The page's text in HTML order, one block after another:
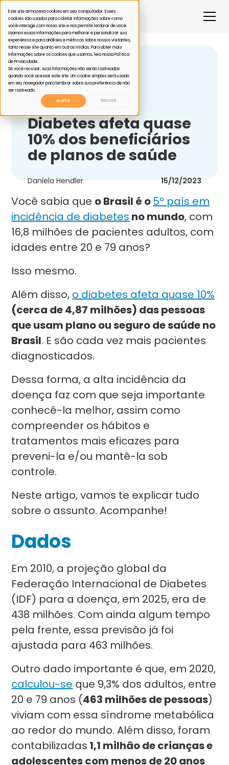
Este site armazena cookies em seu computador. Esses
cookies são usados para coletar informações sobre como
você interage com nosso site e nos permite lembrar de você.
Usamos essas informações para melhorar e personalizar sua
experiência e para análises e métricas sobre nossos visitantes,
tanto nesse site quanto em outras mídias. Para obter mais
informações sobre os cookies que usamos, leia nossa Política
de Privacidade.
Se você recusar, suas informações não serão rastreadas
quando você acessar este site. Um cookie simples será usado
em seu navegador para lembrar sobre sua preferência de não
ser rastreado.
Aceitar
Recusar
Voltar
Notícias
Diabetes afeta quase
10% dos beneficiários
de planos de saúde
Daniela Hendler 15/12/2023
Você sabia que o Brasil é o5º país em
incidência de diabetes no mundo, com
16,8 milhões de pacientes adultos, com
idades entre 20 e 79 anos?
Isso mesmo.
Além disso, o diabetes afeta quase 10%
(cerca de 4,87 milhões) das pessoas
que usam plano ou seguro de saúde no
Brasil. E são cada vez mais pacientes
diagnosticados.
Dessa forma, a alta incidência da
doença faz com que seja importante
conhecê-la melhor, assim como
compreender os hábitos e
tratamentos mais eficazes para
preveni-la e/ou mantê-la sob
controle.
Neste artigo, vamos te explicar tudo
sobre o assunto. Acompanhe!
Dados
Em 2010, a projeção global da
Federação Internacional de Diabetes
(IDF) para a doença, em 2025, era de
438 milhões. Com ainda algum tempo
pela frente, essa previsão já foi
ajustada para 463 milhões.
Outro dado importante é que, em 2020,
calculou-se que 9,3% dos adultos, entre
20 e 79 anos (463 milhões de pessoas)
viviam com essa síndrome metabólica
ao redor do mundo. Além disso, foram
contabilizadas 1,1 milhão de crianças e
adolescentes com menos de 20 anos